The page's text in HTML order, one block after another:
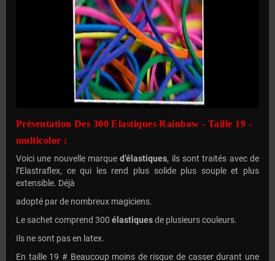
Présentation Des 300 Elastiques Rainbow - Taille 19 -
multicolor :
Voici une nouvelle marqued’élastiques, ils sont traités avec de
l’Elastraflex, ce qui les rend plus solide plus souple et plus
extensible. Déjà
adopté par de nombreux magiciens.
Le sachet comprend 300 élastiquesde plusieurs couleurs.
Ils ne sont pas en latex.
En taille 19 # Beaucoup moins de risque de casser durant une